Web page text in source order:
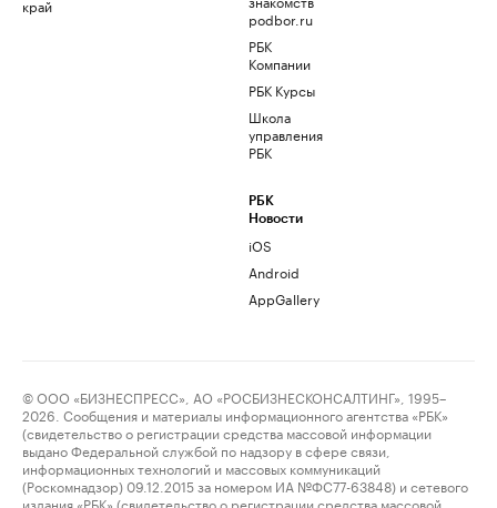
край
podbor.ru
РБК
Компании
РБК Курсы
Школа
управления
РБК
РБК
Новости
iOS
Android
AppGallery
© ООО «БИЗНЕСПРЕСС», АО «РОСБИЗНЕСКОНСАЛТИНГ», 1995–
2026. Сообщения и материалы информационного агентства «РБК»
(свидетельство о регистрации средства массовой информации
выдано Федеральной службой по надзору в сфере связи,
информационных технологий и массовых коммуникаций
(Роскомнадзор) 09.12.2015 за номером ИА №ФС77-63848) и сетевого
издания «РБК» (свидетельство о регистрации средства массовой